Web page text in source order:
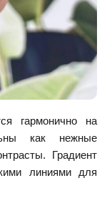
гармонично на
как нежные
Градиент
линиями для